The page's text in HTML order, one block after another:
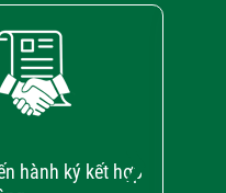
hành ký kết hợp
›